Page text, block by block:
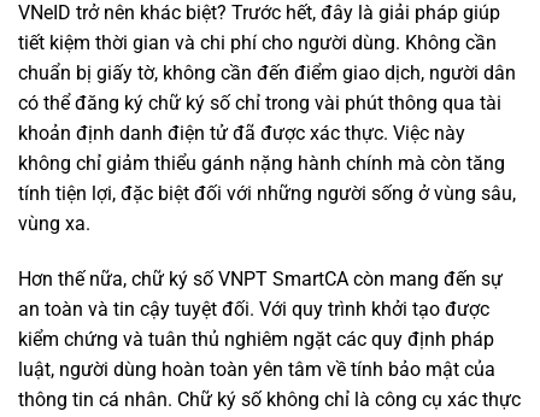
VNeID trở nên khác biệt? Trước hết, đây là giải pháp giúp
tiết kiệm thời gian và chi phí cho người dùng. Không cần
chuẩn bị giấy tờ, không cần đến điểm giao dịch, người dân
có thể đăng ký chữ ký số chỉ trong vài phút thông qua tài
khoản định danh điện tử đã được xác thực. Việc này
không chỉ giảm thiểu gánh nặng hành chính mà còn tăng
tính tiện lợi, đặc biệt đối với những người sống ở vùng sâu,
vùng xa.
Hơn thế nữa, chữ ký số VNPT SmartCA còn mang đến sự
an toàn và tin cậy tuyệt đối. Với quy trình khởi tạo được
kiểm chứng và tuân thủ nghiêm ngặt các quy định pháp
luật, người dùng hoàn toàn yên tâm về tính bảo mật của
thông tin cá nhân. Chữ ký số không chỉ là công cụ xác thực